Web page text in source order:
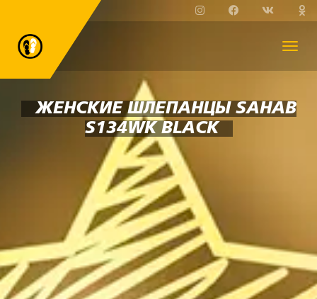
ЖЕНСКИЕ ШЛЕПАНЦЫ SAHAB
S134WK BLACK